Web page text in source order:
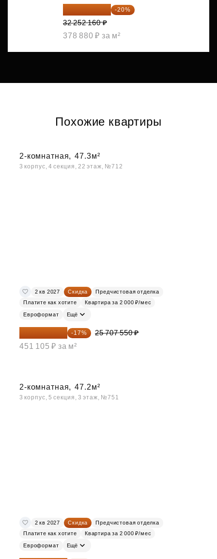
25 801 728 ₽ -20%
32 252 160 ₽
378 880 ₽ за м²
Похожие квартиры
2-комнатная, 47.3м²
3 корпус, 4 секция, 22 этаж, №712
2 кв 2027 Скидка
Предчистовая отделка
Платите как хотите
Квартира за 2 000 ₽/мес
Евроформат Ещё
21 337 267 ₽ -17%
25 707 550 ₽
451 105 ₽ за м²
2-комнатная, 47.2м²
3 корпус, 5 секция, 3 этаж, №751
2 кв 2027 Скидка
Предчистовая отделка
Платите как хотите
Квартира за 2 000 ₽/мес
Евроформат Ещё